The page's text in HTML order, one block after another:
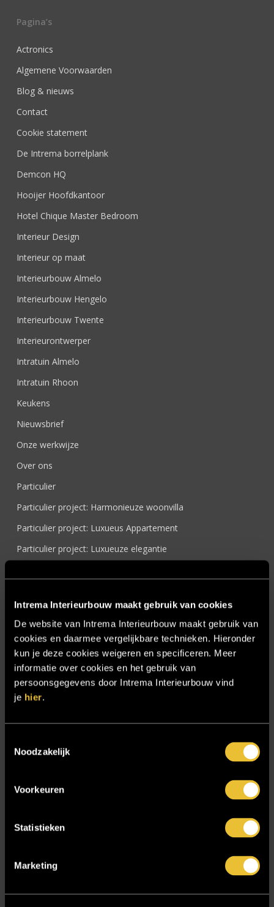
Intrema Interieurbouw maakt gebruik van cookies
De website van Intrema Interieurbouw maakt gebruik van
cookies en daarmee vergelijkbare technieken. Hieronder
kun je deze cookies weigeren en specificeren. Meer
informatie over cookies en het gebruik van
persoonsgegevens door Intrema Interieurbouw vind
je hier.
Noodzakelijk
Voorkeuren
Statistieken
Marketing
Pagina’s
Actronics
Algemene Voorwaarden
Blog & nieuws
Contact
Cookie statement
De Intrema borrelplank
Demcon HQ
Hooijer Hoofdkantoor
Hotel Chique Master Bedroom
Interieur Design
Interieur op maat
Interieurbouw Almelo
Interieurbouw Hengelo
Interieurbouw Twente
Interieurontwerper
Intratuin Almelo
Intratuin Rhoon
Keukens
Nieuwsbrief
Onze werkwijze
Over ons
Particulier
Particulier project: Harmonieuze woonvilla
Particulier project: Luxueus Appartement
Particulier project: Luxueuze elegantie
Particulier project: Woonvilla met exclusief maatwerk
Projecten
Referenties
Samenwerken
Sensire
Trebbe MiddenWest
Zakelijk